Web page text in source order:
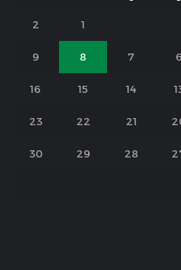
1
2
6
7
8
9
14
15
16
21
22
23
28
29
30